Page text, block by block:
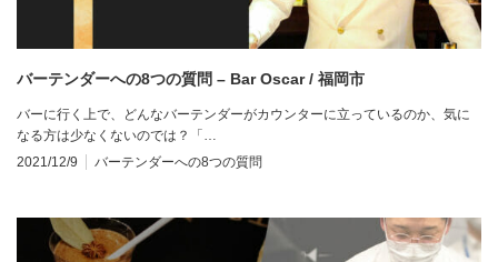
バーテンダーへの8つの質問 – Bar Oscar / 福岡市
バーに行く上で、どんなバーテンダーがカウンターに立っているのか、気に
なる方は少なくないのでは？「…
2021/12/9
バーテンダーへの8つの質問